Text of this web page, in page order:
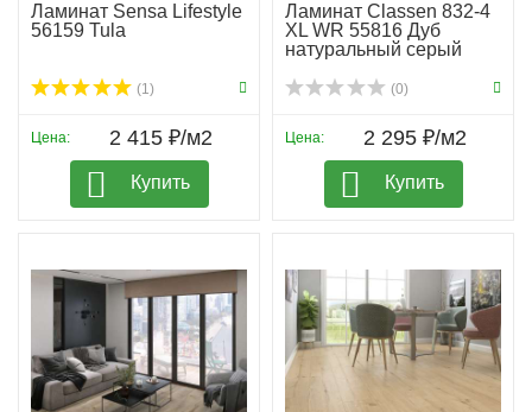
Ламинат Sensa Lifestyle
56159 Tula
(1)
Цена: 2 415 ₽/м2
Купить
Ламинат Classen 832-4
XL WR 55816 Дуб
натуральный серый
(0)
Цена: 2 295 ₽/м2
Купить